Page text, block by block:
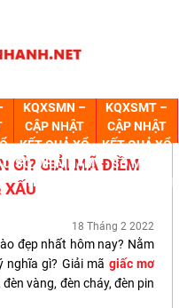
KQXSMN –
CẬP NHẬT
KẾT QUẢ XỔ
SỐ MIỀN NAM
HÔM NAY
KQXSMT –
CẬP NHẬT
KẾT QUẢ XỔ
SỐ MIỀN
GÌ? GIẢI MÃ ĐIỀM
XẤU
18 Tháng 2 2022
đẹp nhất hôm nay? Nằm
nghĩa gì? Giải mã giấc mơ
vàng, đèn cháy, đèn pin